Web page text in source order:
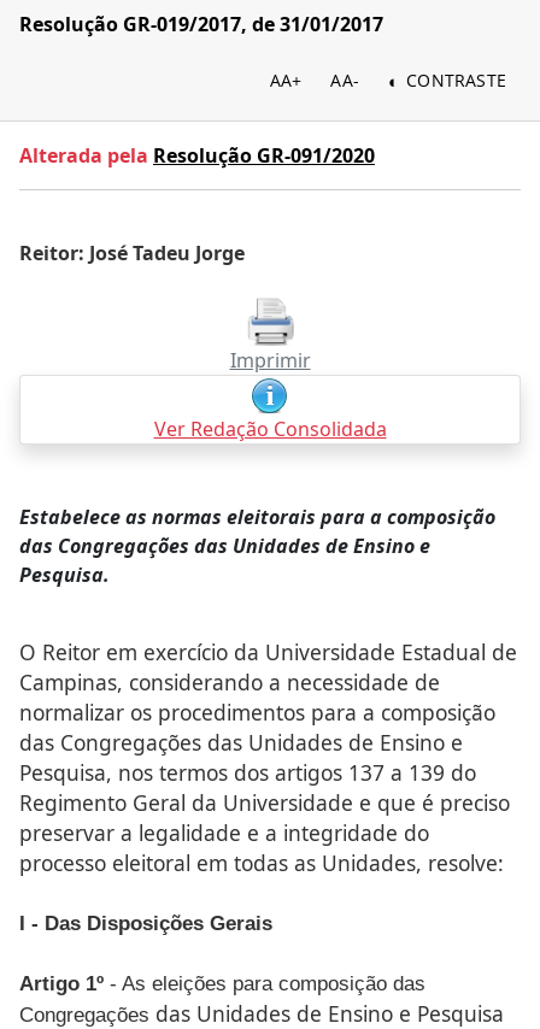
Resolução GR-019/2017, de 31/01/2017
AA+ AA- CONTRASTE
Alterada pela Resolução GR-091/2020
Reitor: José Tadeu Jorge
Imprimir
Ver Redação Consolidada
Estabelece as normas eleitorais para a composição
das Congregações das Unidades de Ensino e
Pesquisa.
O Reitor em exercício da Universidade Estadual de
Campinas, considerando a necessidade de
normalizar os procedimentos para a composição
das Congregações das Unidades de Ensino e
Pesquisa, nos termos dos artigos 137 a 139 do
Regimento Geral da Universidade e que é preciso
preservar a legalidade e a integridade do
processo eleitoral em todas as Unidades, resolve:
I - Das Disposições Gerais
Artigo 1º - As eleições para composição das
Congregações das Unidades de Ensino e Pesquisa